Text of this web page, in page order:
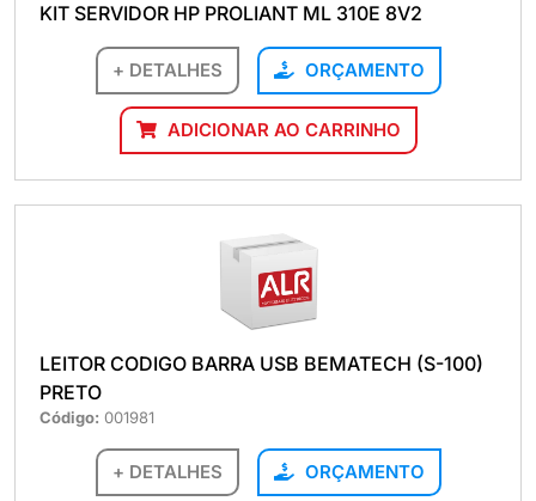
KIT SERVIDOR HP PROLIANT ML 310E 8V2
+ DETALHES ORÇAMENTO
ADICIONAR AO CARRINHO
LEITOR CODIGO BARRA USB BEMATECH (S-100)
PRETO
Código: 001981
+ DETALHES ORÇAMENTO